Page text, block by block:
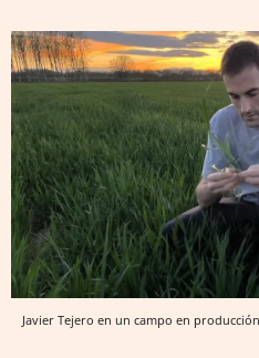
Javier Tejero en un campo en